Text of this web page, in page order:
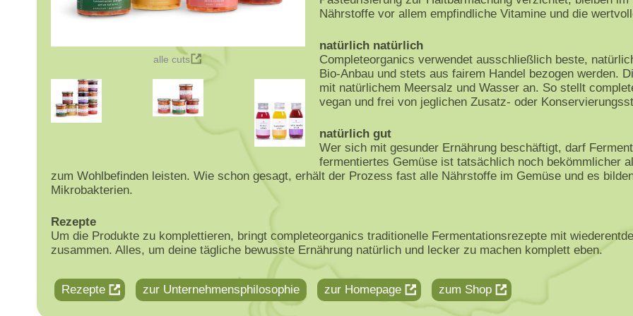
alle cuts
Nährstoffe vor allem empfindliche Vitamine und die
natürlich natürlich
Completeorganics verwendet ausschließlich beste,
Bio-Anbau und stets aus fairem Handel bezogen werden.
mit natürlichem Meersalz und Wasser an. So stellt
vegan und frei von jeglichen Zusatz- oder
natürlich gut
Wer sich mit gesunder Ernährung beschäftigt, darf
fermentiertes Gemüse ist tatsächlich noch bekömmlicher
zum Wohlbefinden leisten. Wie schon gesagt, erhält der Prozess fast alle Nährstoffe im Gemüse und es
Mikrobakterien.
Rezepte
Um die Produkte zu komplettieren, bringt completeorganics traditionelle Fermentationsrezepte mit
zusammen. Alles, um deine tägliche bewusste Ernährung natürlich und lecker zu machen komplett eben.
Rezepte zur Unternehmensphilosophie zur Homepage zum Shop